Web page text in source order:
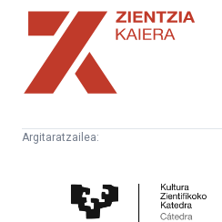
Zientzia
Kaiera
Argitaratzailea:
Zientifikoko
Katedra